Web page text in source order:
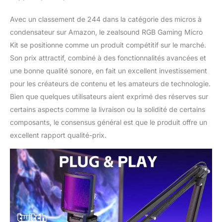
Avec un classement de 244 dans la catégorie des micros à
condensateur sur Amazon, le zealsound RGB Gaming Micro
Kit se positionne comme un produit compétitif sur le marché.
Son prix attractif, combiné à des fonctionnalités avancées et
une bonne qualité sonore, en fait un excellent investissement
pour les créateurs de contenu et les amateurs de technologie.
Bien que quelques utilisateurs aient exprimé des réserves sur
certains aspects comme la livraison ou la solidité de certains
composants, le consensus général est que le produit offre un
excellent rapport qualité-prix.